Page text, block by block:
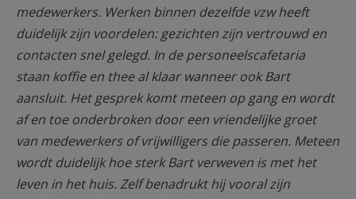
medewerkers. Werken binnen dezelfde vzw heeft
duidelijk zijn voordelen: gezichten zijn vertrouwd en
contacten snel gelegd. In de personeelscafetaria
staan koffie en thee al klaar wanneer ook Bart
aansluit. Het gesprek komt meteen op gang en wordt
af en toe onderbroken door een vriendelijke groet
van medewerkers of vrijwilligers die passeren. Meteen
wordt duidelijk hoe sterk Bart verweven is met het
leven in het huis. Zelf benadrukt hij vooral zijn